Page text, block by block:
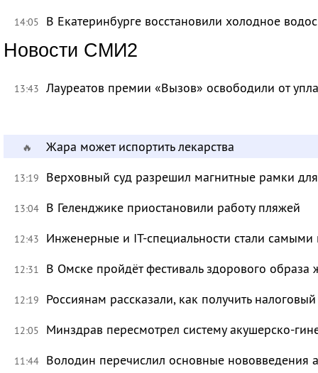
14:05 В Екатеринбурге восстановили холодное
Новости СМИ2
13:43 Лауреатов премии «Вызов» освободили от
🔥 Жара может испортить лекарства
13:19 Верховный суд разрешил магнитные рамки
13:04 В Геленджике приостановили работу пляжей
12:43 Инженерные и IT-специальности стали
12:31 В Омске пройдёт фестиваль здорового
12:19 Россиянам рассказали, как получить
12:05 Минздрав пересмотрел систему акушерско-
11:44 Володин перечислил основные нововведения